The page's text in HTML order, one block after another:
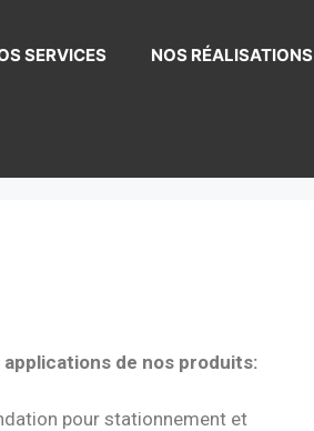
SERVICES NOS RÉALISATIONS
applications de nos produits:
pour stationnement et